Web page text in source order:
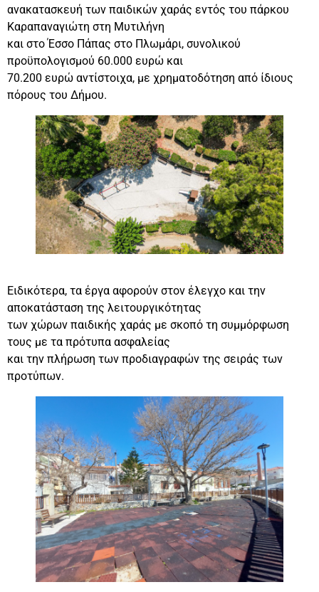
ανακατασκευή των παιδικών χαράς εντός του πάρκου
Καραπαναγιώτη στη Μυτιλήνη
και στο Έσσο Πάπας στο Πλωμάρι, συνολικού
προϋπολογισμού 60.000 ευρώ και
70.200 ευρώ αντίστοιχα, με χρηματοδότηση από ίδιους
πόρους του Δήμου.
Ειδικότερα, τα έργα αφορούν στον έλεγχο και την
αποκατάσταση της λειτουργικότητας
των χώρων παιδικής χαράς με σκοπό τη συμμόρφωση
τους με τα πρότυπα ασφαλείας
και την πλήρωση των προδιαγραφών της σειράς των
προτύπων.